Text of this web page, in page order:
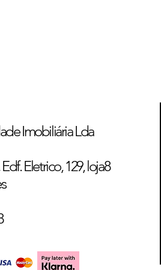
Imobiliária Lda
Eletrico, 129, loja8